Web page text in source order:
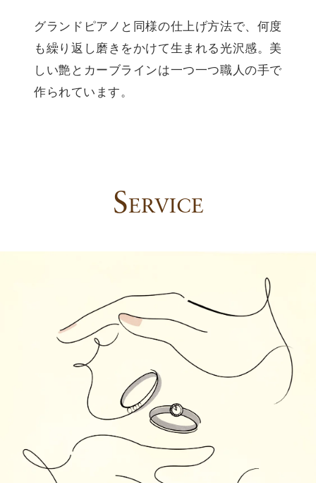
グランドピアノと同様の仕上げ方法で、何度
も繰り返し磨きをかけて生まれる光沢感。美
しい艶とカーブラインは一つ一つ職人の手で
作られています。
SERVICE